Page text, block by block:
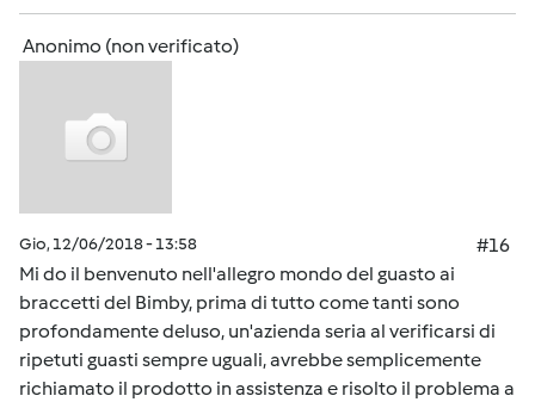
Anonimo (non verificato)
Gio, 12/06/2018 - 13:58
#16
Mi do il benvenuto nell'allegro mondo del guasto ai
braccetti del Bimby, prima di tutto come tanti sono
profondamente deluso, un'azienda seria al verificarsi di
ripetuti guasti sempre uguali, avrebbe semplicemente
richiamato il prodotto in assistenza e risolto il problema a